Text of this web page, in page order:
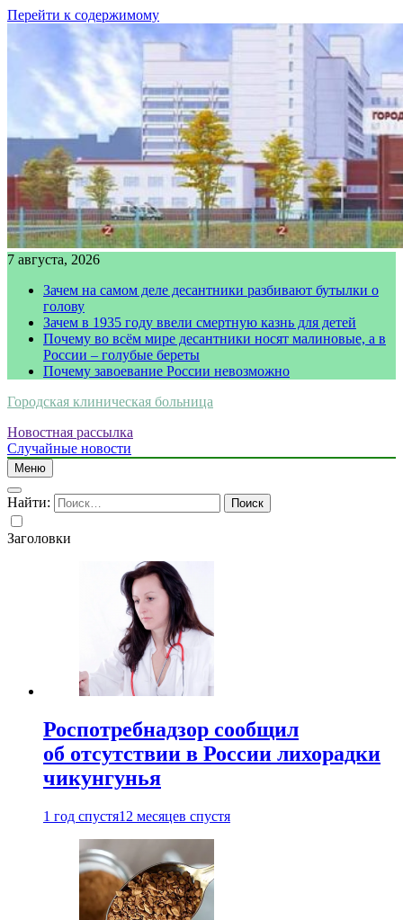
Перейти к содержимому
7 августа, 2026
Зачем на самом деле десантники разбивают бутылки о
голову
Зачем в 1935 году ввели смертную казнь для детей
Почему во всём мире десантники носят малиновые, а в
России – голубые береты
Почему завоевание России невозможно
Городская клиническая больница
Новостная рассылка
Случайные новости
Меню
Найти:
Заголовки
Роспотребнадзор сообщил
об отсутствии в России лихорадки
чикунгунья
1 год спустя12 месяцев спустя